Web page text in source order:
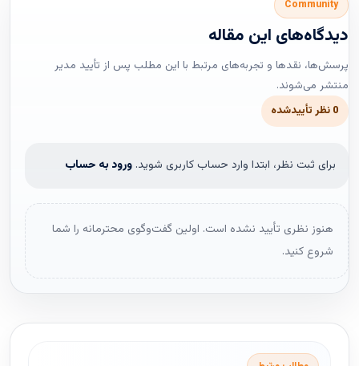
Community
دیدگاه‌های این مقاله
پرسش‌ها، نقدها و تجربه‌های مرتبط با این مطلب پس از تأیید مدیر
منتشر می‌شوند.
0 نظر تأییدشده
برای ثبت نظر، ابتدا وارد حساب کاربری شوید. ورود به حساب
هنوز نظری تأیید نشده است. اولین گفت‌وگوی محترمانه را شما
شروع کنید.